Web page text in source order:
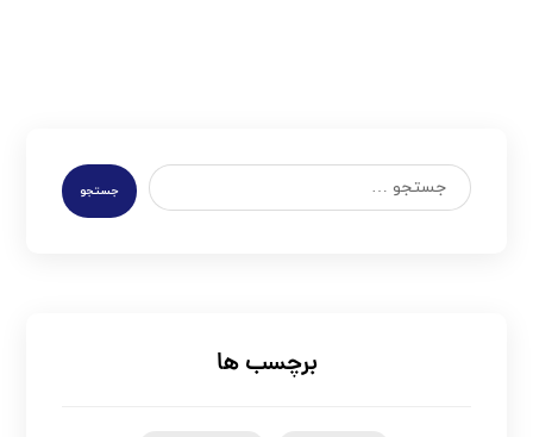
جستجو
برچسب ها